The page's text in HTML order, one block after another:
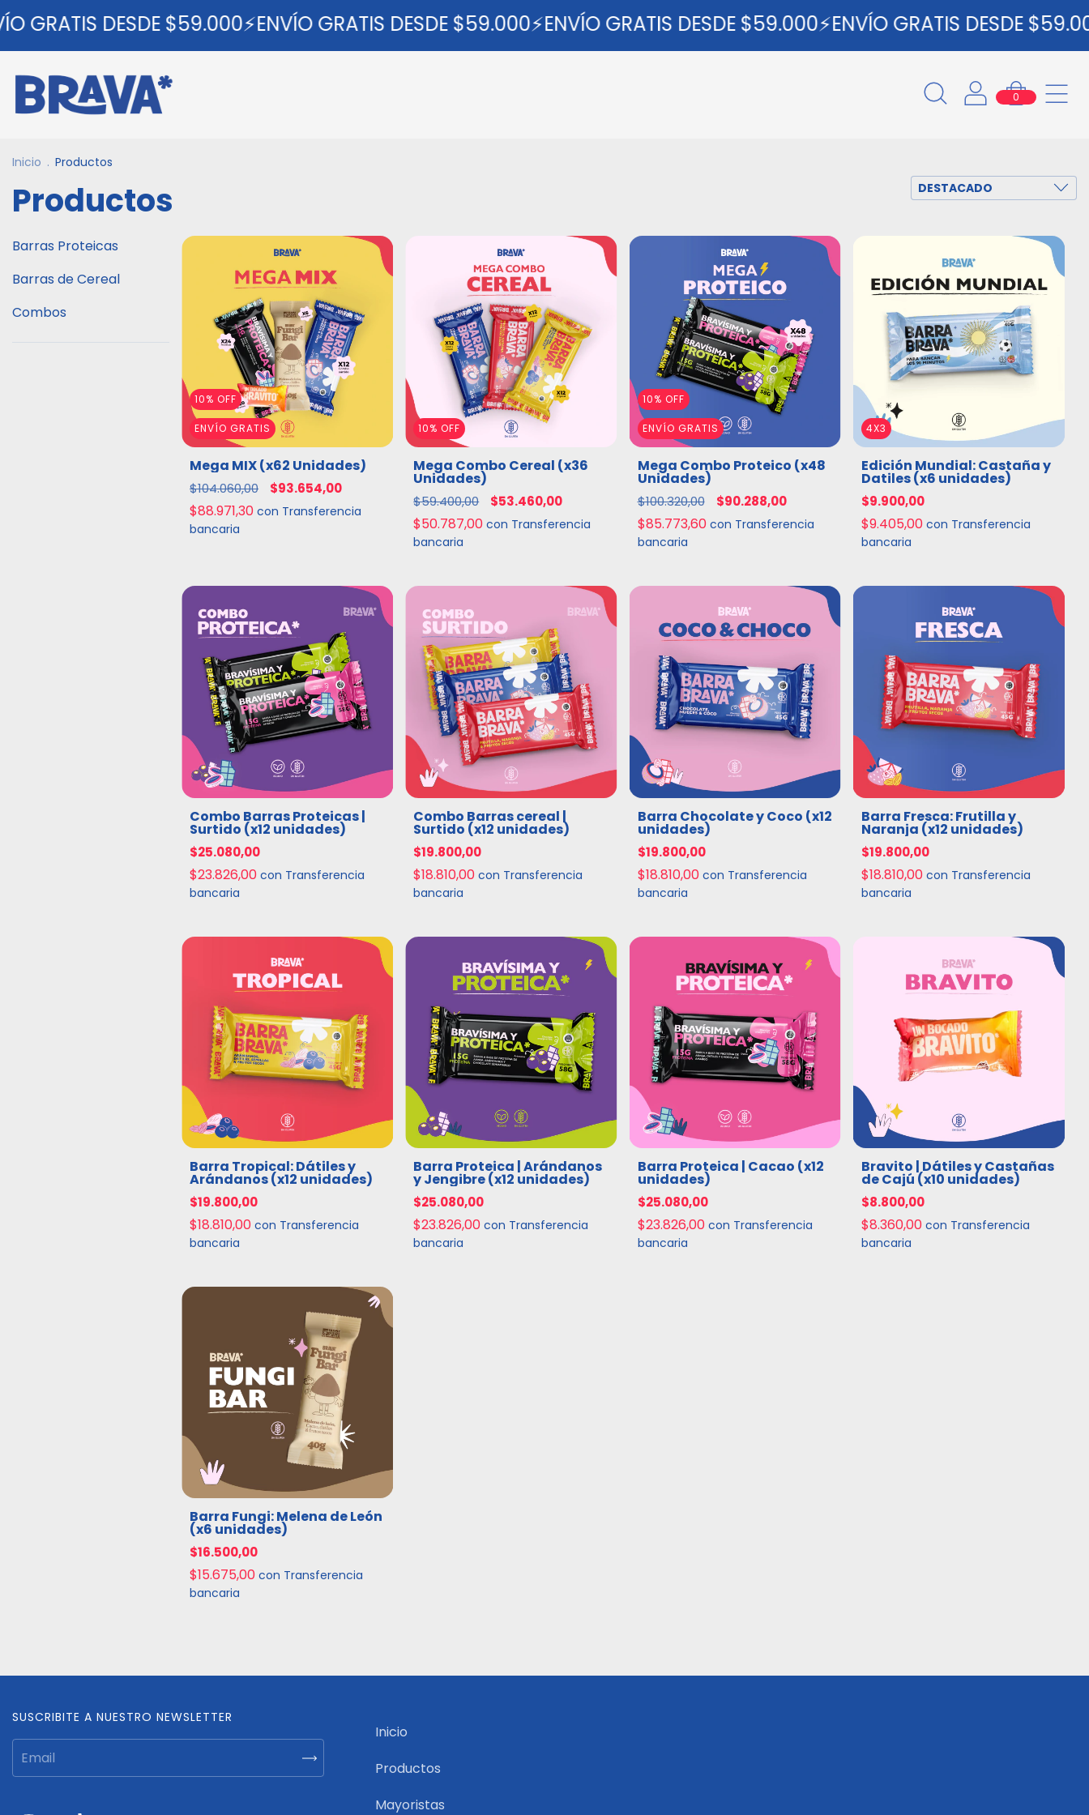
DESDE $59.000⚡ENVÍO GRATIS DESDE $59.000⚡ENVÍO GRATIS DESDE $59.000⚡ENVÍO GRATIS DESDE
0
Inicio . Productos
Productos
Barras Proteicas
Barras de Cereal
Combos
10% OFF
ENVÍO GRATIS
Mega MIX (x62 Unidades)
$104.060,00 $93.654,00
$88.971,30 con Transferencia
bancaria
10%OFF
Mega Combo Cereal (x36
Unidades)
$59.400,00 $53.460,00
$50.787,00con Transferencia
bancaria
10% OFF
ENVÍO GRATIS
Mega Combo Proteico (x48
Unidades)
$100.320,00 $90.288,00
$85.773,60 con Transferencia
bancaria
4X3
Edición Mundial: Castaña y
Datiles (x6 unidades)
$9.900,00
$9.405,00 con Transferencia
bancaria
Combo Barras Proteicas |
Surtido (x12 unidades)
$25.080,00
$23.826,00 con Transferencia
bancaria
Combo Barras cereal |
Surtido (x12 unidades)
$19.800,00
$18.810,00con Transferencia
bancaria
Barra Chocolate y Coco (x12
unidades)
$19.800,00
$18.810,00 con Transferencia
bancaria
Barra Fresca: Frutilla y
Naranja (x12 unidades)
$19.800,00
$18.810,00 con Transferencia
bancaria
Barra Tropical: Dátiles y
Arándanos (x12 unidades)
$19.800,00
$18.810,00 con Transferencia
bancaria
Barra Proteica | Arándanos
y Jengibre (x12 unidades)
$25.080,00
$23.826,00con Transferencia
bancaria
Barra Proteica | Cacao (x12
unidades)
$25.080,00
$23.826,00 con Transferencia
bancaria
Bravito | Dátiles y Castañas
de Cajú (x10 unidades)
$8.800,00
$8.360,00 con Transferencia
bancaria
Barra Fungi: Melena de León
(x6 unidades)
$16.500,00
$15.675,00 con Transferencia
bancaria
SUSCRIBITE A NUESTRO NEWSLETTER
Inicio
Productos
Mayoristas